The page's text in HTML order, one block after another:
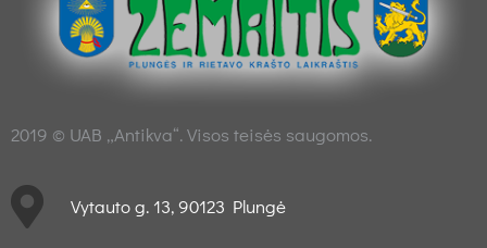
2019 © UAB „Antikva“. Visos teisės saugomos.
Vytauto g. 13, 90123 Plungė